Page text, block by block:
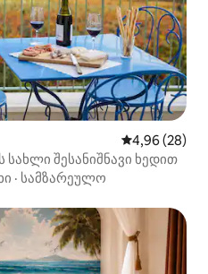
საშუალო
4,96 (28)
შესანიშნავი ხედით
· სამზარეულო
ვარიანტი